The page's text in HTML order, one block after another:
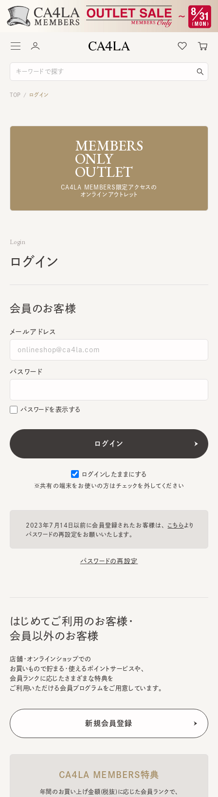
TOP / ログイン
MEMBERS
ONLY
OUTLET
CA4LA MEMBERS限定アクセスの
オンラインアウトレット
Login
ログイン
会員のお客様
メールアドレス
パスワード
パスワードを表示する
ログインしたままにする
※共有の端末をお使いの方はチェックを外してください
2023年7月14日以前に会員登録されたお客様は、 こちらより
パスワードの再設定をお願いいたします。
パスワードの再設定
はじめてご利用のお客様・
会員以外のお客様
店舗・オンラインショップでの
お買いもので貯まる・使えるポイントサービスや、
会員ランクに応じたさまざまな特典を
ご利用いただける会員プログラムをご用意しています。
CA4LA MEMBERS特典
年間のお買い上げ金額(税抜)に応じた会員ランクで、